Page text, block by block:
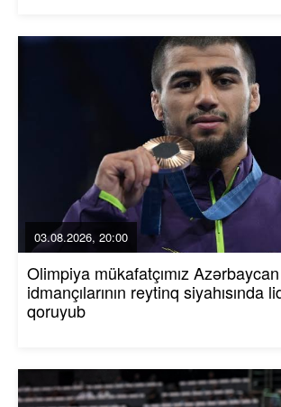
03.08.2026, 20:00
Olimpiya mükafatçımız Azərbaycan
idmançılarının reytinq siyahısında
qoruyub